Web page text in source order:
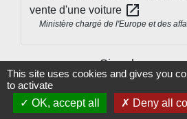
vente d'une voiture open_in_new
Ministère chargé de l'Europe et des
Signaler une
This site uses cookies and gives you
to activate
OK, accept all
Deny all